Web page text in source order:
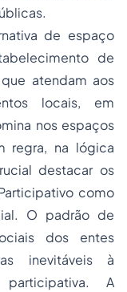
de espaço
de
atendam aos
locais, em
nos espaços
regra, na lógica
destacar os
como
O padrão de
dos entes
inevitáveis à
A